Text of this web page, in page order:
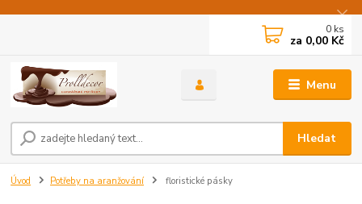
Menu
Hledat
0 ks
za 0,00 Kč
Úvod Potřeby na aranžování floristické pásky